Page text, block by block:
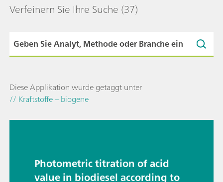
Verfeinern Sie Ihre Suche (37)
Diese Applikation wurde getaggt unter
// Kraftstoffe – biogene
Photometric titration of acid
value in biodiesel according to